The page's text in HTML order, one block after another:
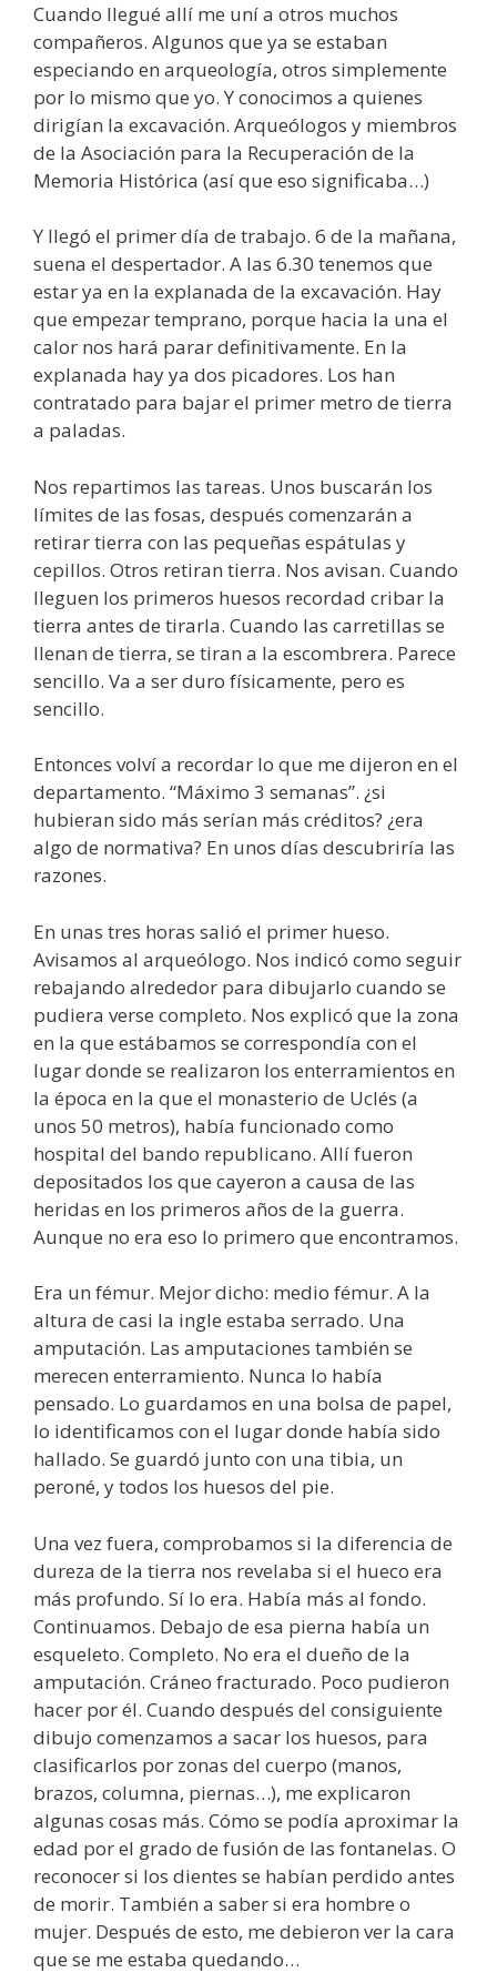
Cuando llegué allí me uní a otros muchos
compañeros. Algunos que ya se estaban
especiando en arqueología, otros simplemente
por lo mismo que yo. Y conocimos a quienes
dirigían la excavación. Arqueólogos y miembros
de la Asociación para la Recuperación de la
Memoria Histórica (así que eso significaba…)
Y llegó el primer día de trabajo. 6 de la mañana,
suena el despertador. A las 6.30 tenemos que
estar ya en la explanada de la excavación. Hay
que empezar temprano, porque hacia la una el
calor nos hará parar definitivamente. En la
explanada hay ya dos picadores. Los han
contratado para bajar el primer metro de tierra
a paladas.
Nos repartimos las tareas. Unos buscarán los
límites de las fosas, después comenzarán a
retirar tierra con las pequeñas espátulas y
cepillos. Otros retiran tierra. Nos avisan. Cuando
lleguen los primeros huesos recordad cribar la
tierra antes de tirarla. Cuando las carretillas se
llenan de tierra, se tiran a la escombrera. Parece
sencillo. Va a ser duro físicamente, pero es
sencillo.
Entonces volví a recordar lo que me dijeron en el
departamento. “Máximo 3 semanas”. ¿si
hubieran sido más serían más créditos? ¿era
algo de normativa? En unos días descubriría las
razones.
En unas tres horas salió el primer hueso.
Avisamos al arqueólogo. Nos indicó como seguir
rebajando alrededor para dibujarlo cuando se
pudiera verse completo. Nos explicó que la zona
en la que estábamos se correspondía con el
lugar donde se realizaron los enterramientos en
la época en la que el monasterio de Uclés (a
unos 50 metros), había funcionado como
hospital del bando republicano. Allí fueron
depositados los que cayeron a causa de las
heridas en los primeros años de la guerra.
Aunque no era eso lo primero que encontramos.
Era un fémur. Mejor dicho: medio fémur. A la
altura de casi la ingle estaba serrado. Una
amputación. Las amputaciones también se
merecen enterramiento. Nunca lo había
pensado. Lo guardamos en una bolsa de papel,
lo identificamos con el lugar donde había sido
hallado. Se guardó junto con una tibia, un
peroné, y todos los huesos del pie.
Una vez fuera, comprobamos si la diferencia de
dureza de la tierra nos revelaba si el hueco era
más profundo. Sí lo era. Había más al fondo.
Continuamos. Debajo de esa pierna había un
esqueleto. Completo. No era el dueño de la
amputación. Cráneo fracturado. Poco pudieron
hacer por él. Cuando después del consiguiente
dibujo comenzamos a sacar los huesos, para
clasificarlos por zonas del cuerpo (manos,
brazos, columna, piernas…), me explicaron
algunas cosas más. Cómo se podía aproximar la
edad por el grado de fusión de las fontanelas. O
reconocer si los dientes se habían perdido antes
de morir. También a saber si era hombre o
mujer. Después de esto, me debieron ver la cara
que se me estaba quedando…